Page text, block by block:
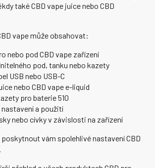
také CBD vape juice nebo CBD
vape může obsahovat:
nebo pod CBD vape zařízení
pod, tanku nebo kazety
USB nebo USB-C
nebo CBD vape e-liquid
pro baterie 510
a použití
nebo cívky v závislosti na zařízení
poskytnout vám spolehlivé nastavení CBD